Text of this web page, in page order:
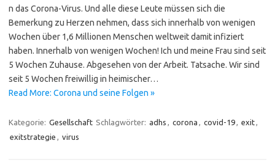
n das Corona-Virus. Und alle diese Leute müssen sich die
Bemerkung zu Herzen nehmen, dass sich innerhalb von wenigen
Wochen über 1,6 Millionen Menschen weltweit damit infiziert
haben. Innerhalb von wenigen Wochen! Ich und meine Frau sind seit
5 Wochen Zuhause. Abgesehen von der Arbeit. Tatsache. Wir sind
seit 5 Wochen freiwillig in heimischer…
Read More: Corona und seine Folgen »
Kategorie: Gesellschaft Schlagwörter: adhs , corona , covid-19, exit,
exitstrategie , virus